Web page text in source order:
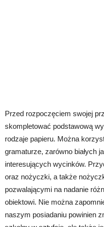
Przed rozpoczęciem swojej
skompletować podstawową
rodzaje papieru. Można
gramaturze, zarówno białych
interesujących wycinków.
oraz nożyczki, a także
pozwalającymi na nadanie
obiektowi. Nie można
naszym posiadaniu powinien